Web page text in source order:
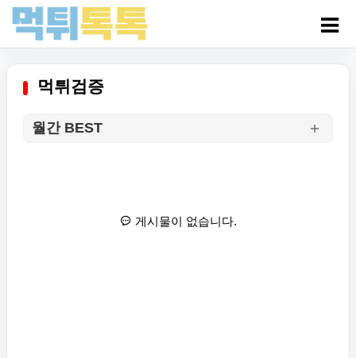
먹튀검증
월간 BEST
게시물이 없습니다.